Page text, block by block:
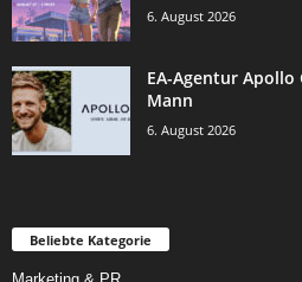
6. August 2026
EA-Agentur
Mann
6. August 2026
Beliebte Kategorie